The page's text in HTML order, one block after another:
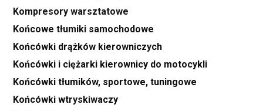
Kompresory warsztatowe
Końcowe tłumiki samochodowe
Końcówki drążków kierowniczych
Końcówki i ciężarki kierownicy do motocykli
Końcówki tłumików, sportowe, tuningowe
Końcówki wtryskiwaczy